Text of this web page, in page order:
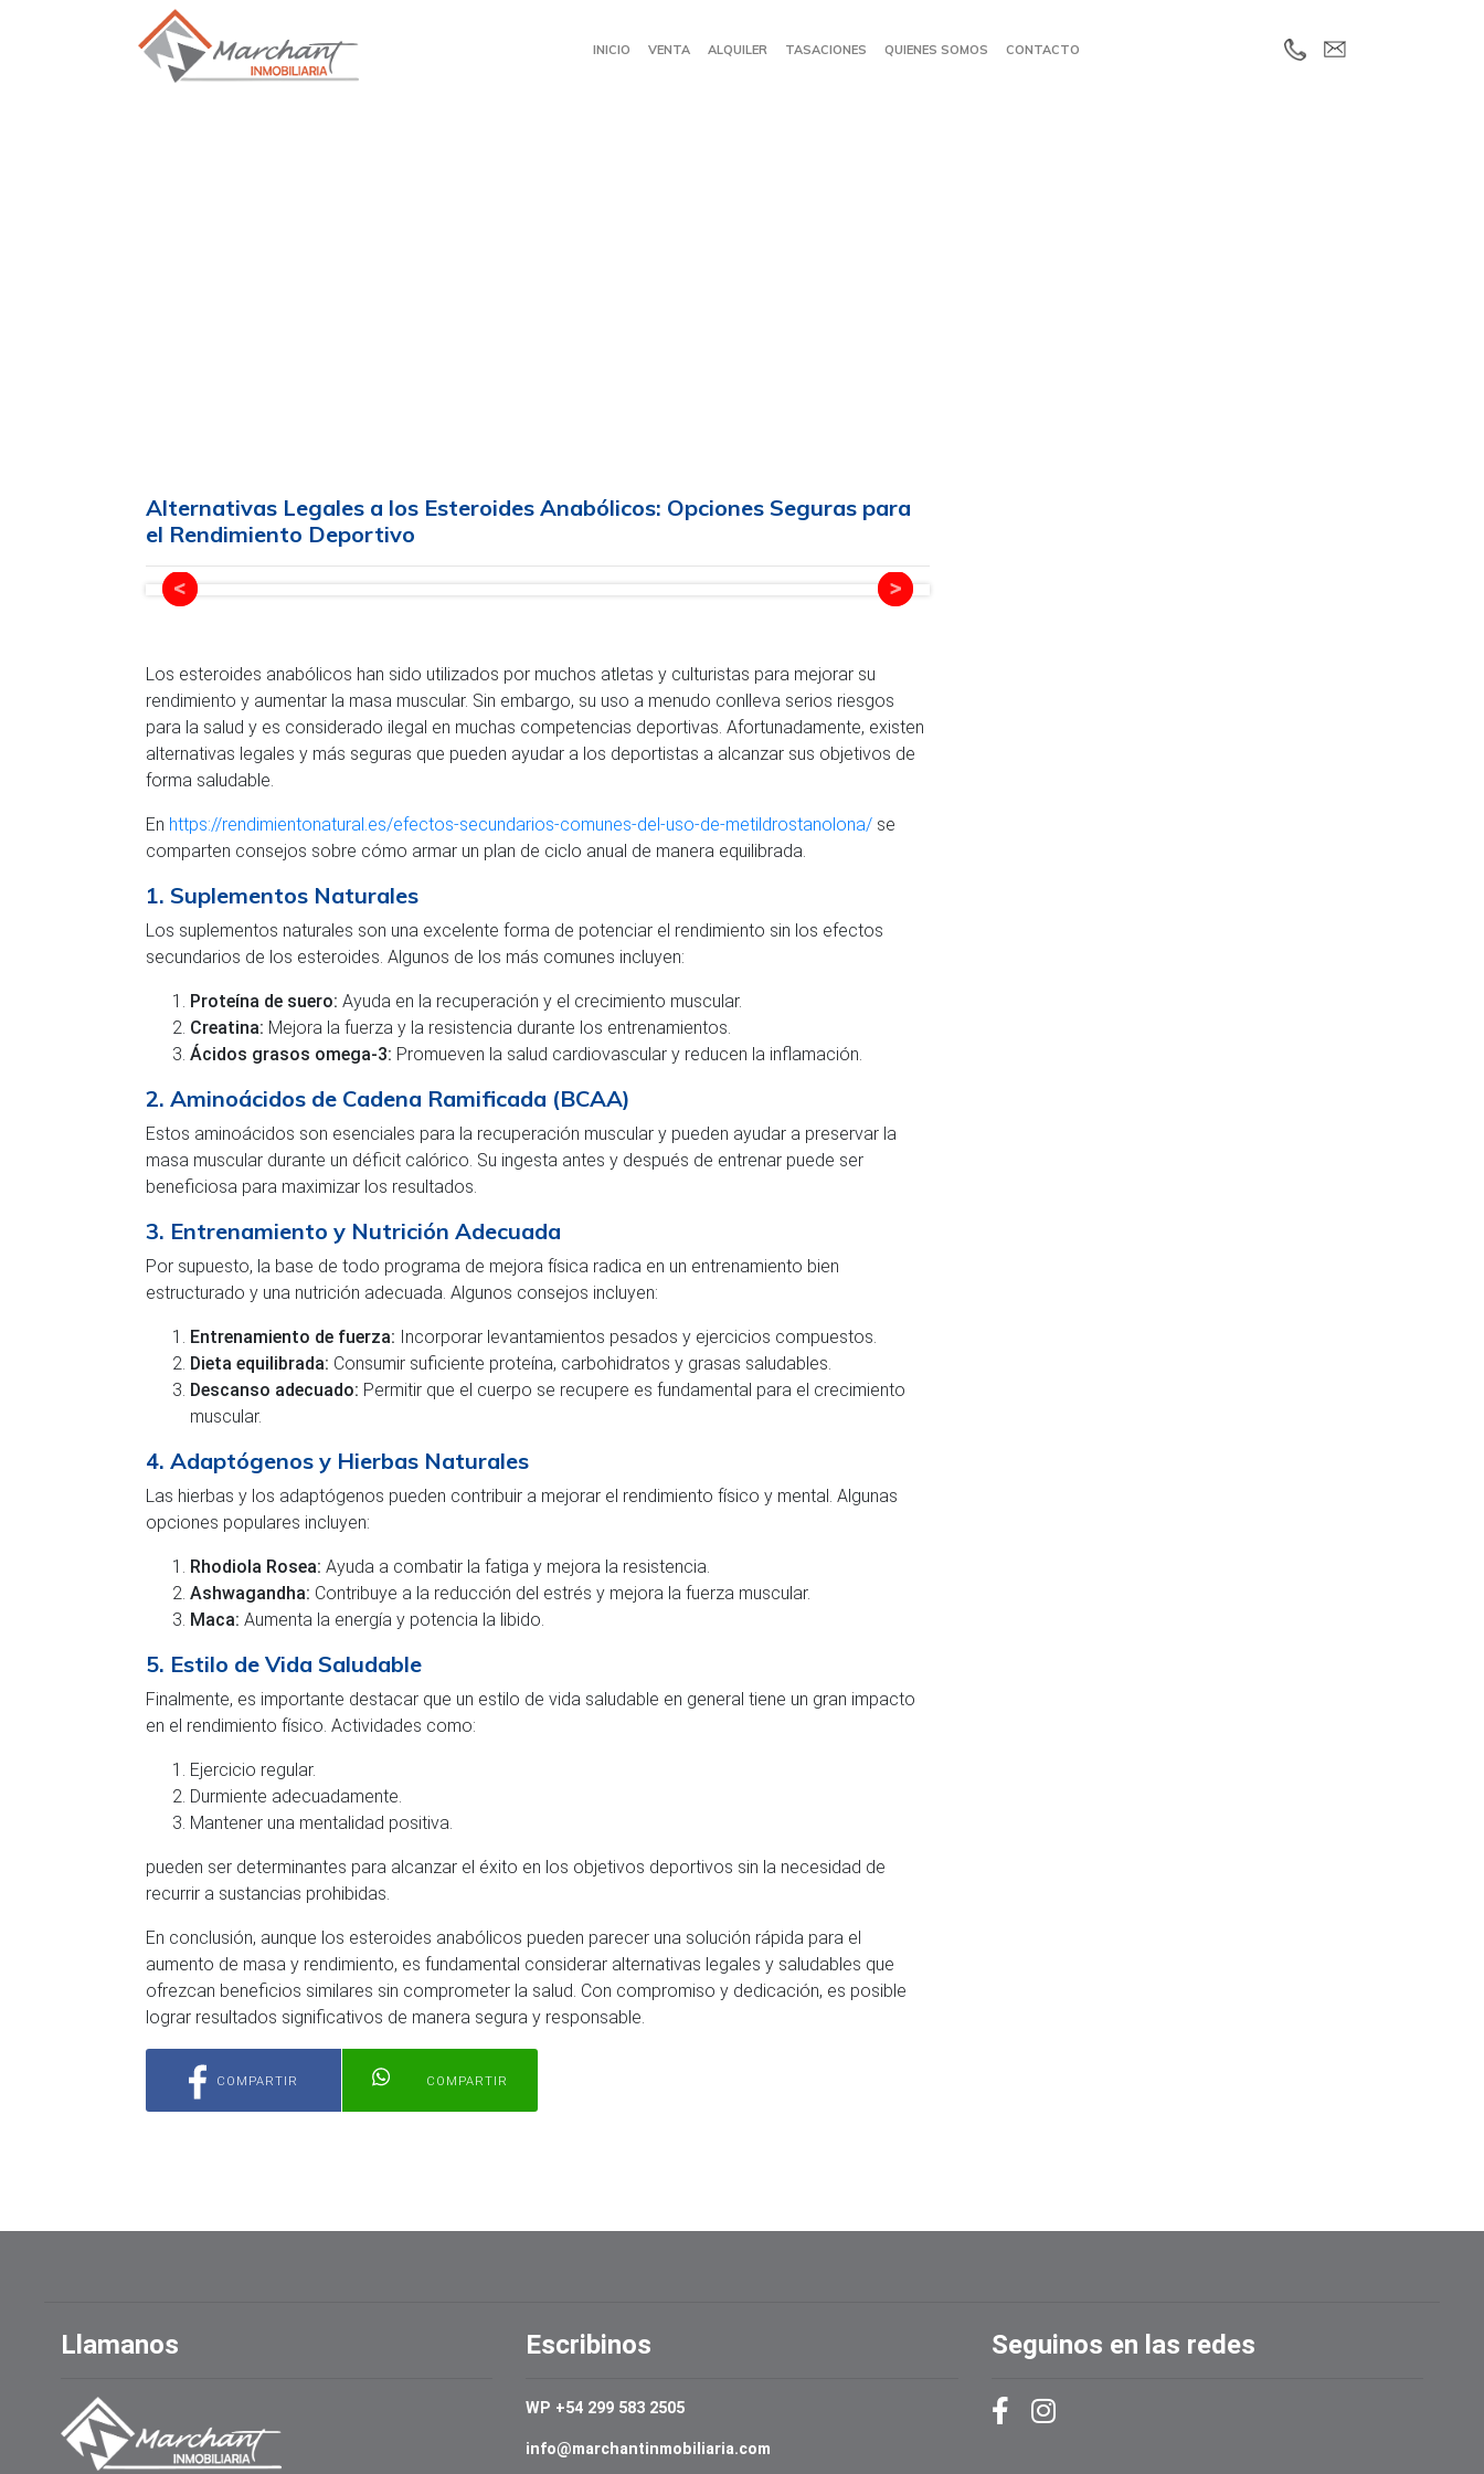
INICIO VENTA ALQUILER TASACIONES QUIENES SOMOS CONTACTO
Alternativas Legales a los Esteroides Anabólicos: Opciones Seguras para
el Rendimiento Deportivo
Los esteroides anabólicos han sido utilizados por muchos atletas y culturistas para mejorar su
rendimiento y aumentar la masa muscular. Sin embargo, su uso a menudo conlleva serios riesgos
para la salud y es considerado ilegal en muchas competencias deportivas. Afortunadamente, existen
alternativas legales y más seguras que pueden ayudar a los deportistas a alcanzar sus objetivos de
forma saludable.
En https://rendimientonatural.es/efectos-secundarios-comunes-del-uso-de-metildrostanolona/ se
comparten consejos sobre cómo armar un plan de ciclo anual de manera equilibrada.
1. Suplementos Naturales
Los suplementos naturales son una excelente forma de potenciar el rendimiento sin los efectos
secundarios de los esteroides. Algunos de los más comunes incluyen:
Proteína de suero: Ayuda en la recuperación y el crecimiento muscular.
Creatina: Mejora la fuerza y la resistencia durante los entrenamientos.
Ácidos grasos omega-3: Promueven la salud cardiovascular y reducen la inflamación.
2. Aminoácidos de Cadena Ramificada (BCAA)
Estos aminoácidos son esenciales para la recuperación muscular y pueden ayudar a preservar la
masa muscular durante un déficit calórico. Su ingesta antes y después de entrenar puede ser
beneficiosa para maximizar los resultados.
3. Entrenamiento y Nutrición Adecuada
Por supuesto, la base de todo programa de mejora física radica en un entrenamiento bien
estructurado y una nutrición adecuada. Algunos consejos incluyen:
Entrenamiento de fuerza: Incorporar levantamientos pesados y ejercicios compuestos.
Dieta equilibrada: Consumir suficiente proteína, carbohidratos y grasas saludables.
Descanso adecuado: Permitir que el cuerpo se recupere es fundamental para el crecimiento
muscular.
4. Adaptógenos y Hierbas Naturales
Las hierbas y los adaptógenos pueden contribuir a mejorar el rendimiento físico y mental. Algunas
opciones populares incluyen:
Rhodiola Rosea: Ayuda a combatir la fatiga y mejora la resistencia.
Ashwagandha: Contribuye a la reducción del estrés y mejora la fuerza muscular.
Maca: Aumenta la energía y potencia la libido.
5. Estilo de Vida Saludable
Finalmente, es importante destacar que un estilo de vida saludable en general tiene un gran impacto
en el rendimiento físico. Actividades como:
Ejercicio regular.
Durmiente adecuadamente.
Mantener una mentalidad positiva.
pueden ser determinantes para alcanzar el éxito en los objetivos deportivos sin la necesidad de
recurrir a sustancias prohibidas.
En conclusión, aunque los esteroides anabólicos pueden parecer una solución rápida para el
aumento de masa y rendimiento, es fundamental considerar alternativas legales y saludables que
ofrezcan beneficios similares sin comprometer la salud. Con compromiso y dedicación, es posible
lograr resultados significativos de manera segura y responsable.
COMPARTIR COMPARTIR
Llamanos Escribinos
WP +54 299 583 2505
info@marchantinmobiliaria.com
Seguinos en las redes